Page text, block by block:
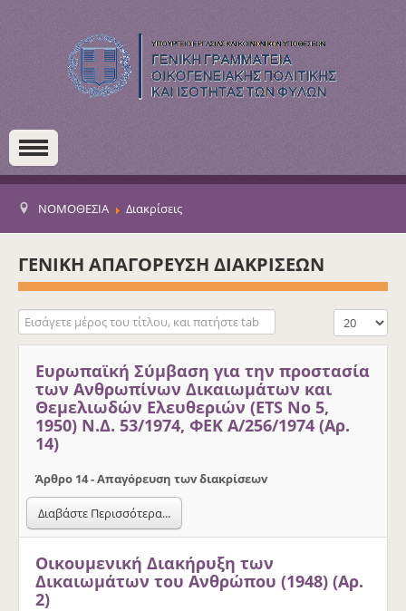
ΝΟΜΟΘΕΣΙΑ Διακρίσεις
ΓΕΝΙΚΗ ΑΠΑΓΟΡΕΥΣΗ ΔΙΑΚΡΙΣΕΩΝ
Εισάγετε μέρος του τίτλου, και πατήστε tab Εμφάνιση #
Ευρωπαϊκή Σύμβαση για την προστασία
των Ανθρωπίνων Δικαιωμάτων και
Θεμελιωδών Ελευθεριών (ΕΤS No 5,
1950) Ν.Δ. 53/1974, ΦΕΚ Α/256/1974 (Αρ.
14)
Άρθρo 14 - Απαγόρευση τωv διακρίσεωv
Διαβάστε Περισσότερα...
Οικουμενική Διακήρυξη των
Δικαιωμάτων του Ανθρώπου (1948) (Αρ.
2)